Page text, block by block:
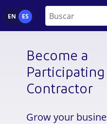
EN ES
Buscar
Become a
Participating
Contractor
Grow your